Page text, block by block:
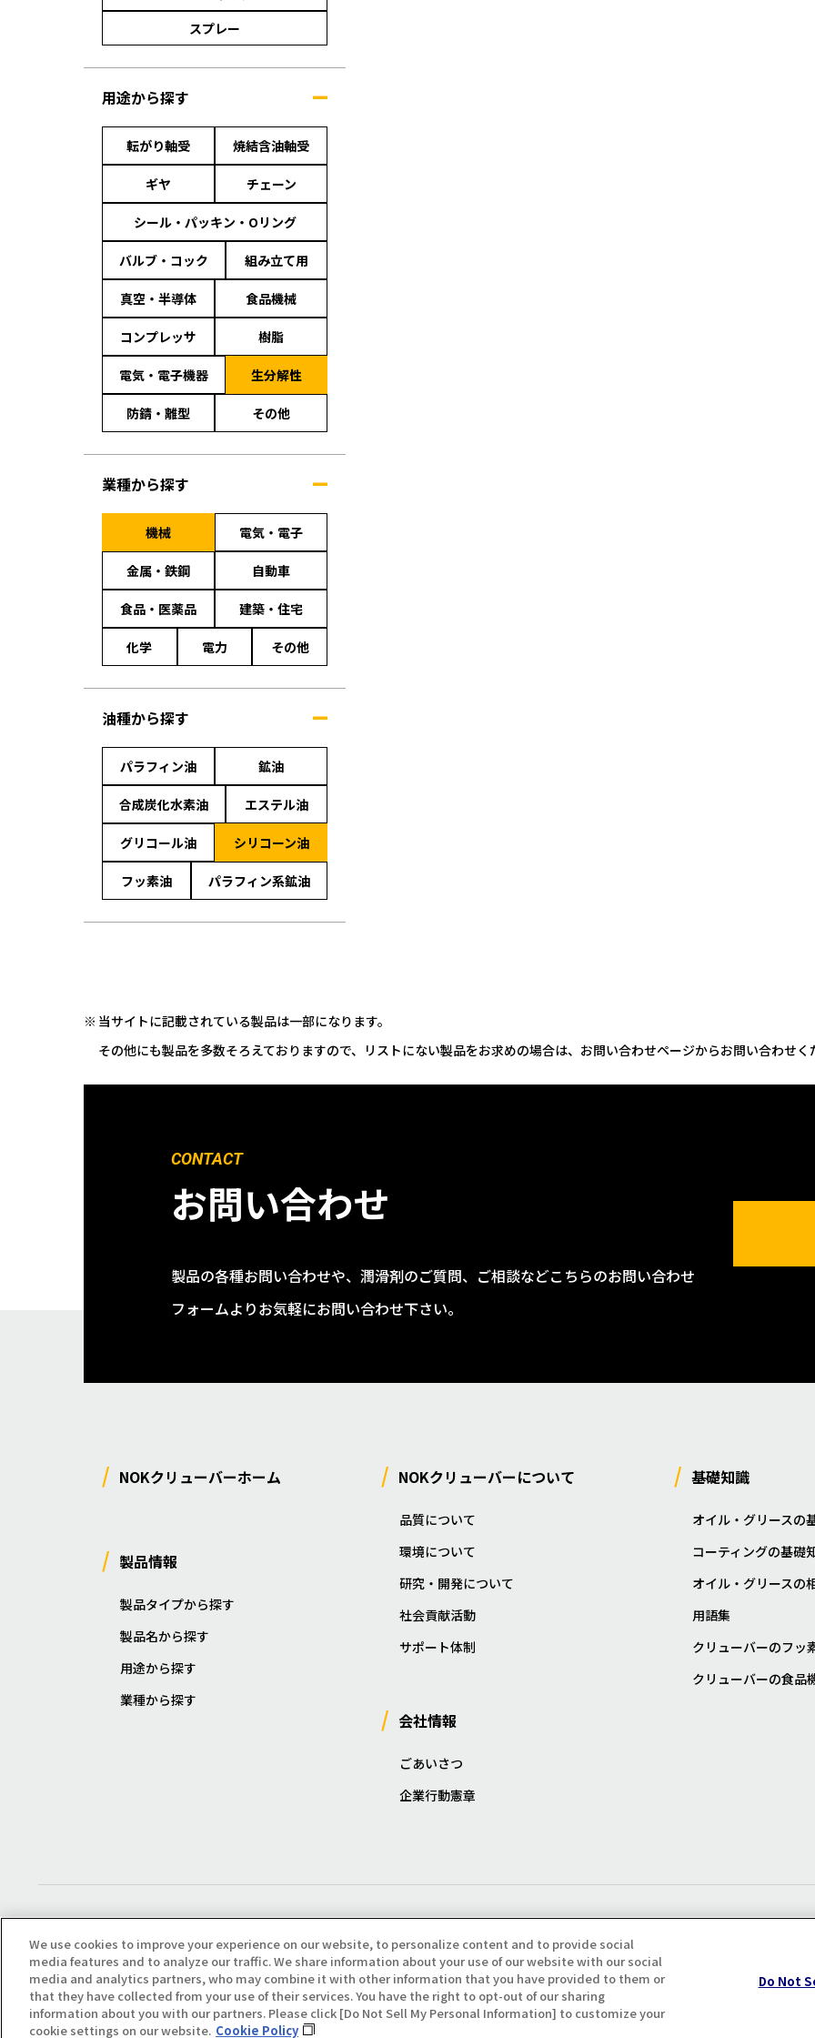
スプレー
用途から探す
転がり軸受 焼結含油軸受
ギヤ チェーン
シール・パッキン・Oリング
バルブ・コック 組み立て用
真空・半導体 食品機械
コンプレッサ 樹脂
電気・電子機器 生分解性
防錆・離型 その他
業種から探す
機械 電気・電子
金属・鉄鋼 自動車
食品・医薬品 建築・住宅
化学 電力 その他
油種から探す
パラフィン油 鉱油
合成炭化水素油 エステル油
グリコール油 シリコーン油
フッ素油 パラフィン系鉱油
当サイトに記載されている製品は一部になります。
その他にも製品を多数そろえておりますので、リストにない製品をお求めの場合は、お問い合わせページからお問い合わせく
CONTACT
お問い合わせ
製品の各種お問い合わせや、潤滑剤のご質問、ご相談などこちらのお問い合わせ
フォームよりお気軽にお問い合わせ下さい。
NOKクリューバーホーム
製品情報
製品タイプから探す
製品名から探す
用途から探す
業種から探す
NOKクリューバーについて
品質について
環境について
研究・開発について
社会貢献活動
サポート体制
会社情報
ごあいさつ
企業行動憲章
基礎知識
オイル・グリースの
コーティングの基礎
オイル・グリースの
用語集
クリューバーのフッ
クリューバーの食品
プライバシー・クッキーポリシ
Copyright(C) All Right Reserved. Producted by NOK KLÜBER CO., LTD.
We use cookies to improve your experience on our website, to personalize content and to provide social
media features and to analyze our traffic. We share information about your use of our website with our social
media and analytics partners, who may combine it with other information that you have provided to them or
that they have collected from your use of their services. You have the right to opt-out of our sharing
information about you with our partners. Please click [Do Not Sell My Personal Information] to customize your
cookie settings on our website. Cookie Policy
Do Not